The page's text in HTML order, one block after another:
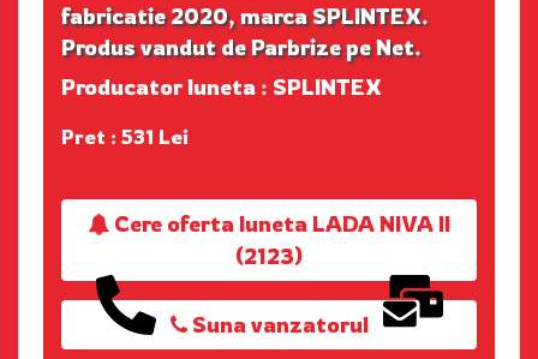
fabricatie 2020, marca SPLINTEX.
Produs vandut de Parbrize pe Net.
Producator luneta : SPLINTEX
Pret : 531 Lei
Cere oferta luneta LADA NIVA II
(2123)
Suna vanzatorul